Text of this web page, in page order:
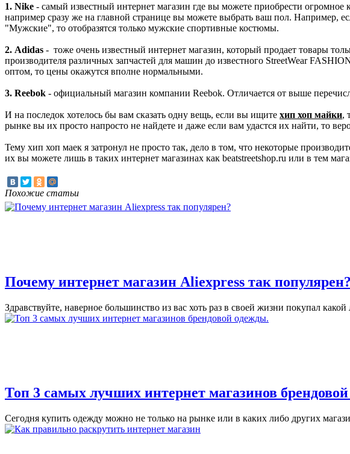
1. Nike - самый известный интернет магазин где вы можете приобрести
например сразу же на главной странице вы можете выбрать ваш пол. Например,
"Мужские", то отобразятся только мужские спортивные костюмы.
2. Adidas - тоже очень известный интернет магазин, который продает товары
производителя различных запчастей для машин до известного StreetWear
оптом, то цены окажутся вполне нормальными.
3. Reebok - официальный магазин компании Reebok. Отличается от выше
И на последок хотелось бы вам сказать одну вещь, если вы ищите хип хоп майки,
рынке вы их просто напросто не найдете и даже если вам удастся их найти, то
Тему хип хоп маек я затронул не просто так, дело в том, что некоторые
их вы можете лишь в таких интернет магазинах как beatstreetshop.ru или в тем
Похожие статьи
Почему интернет магазин Aliexpress так популярен?
Здравствуйте, наверное большинство из вас хоть раз в своей жизни покупал какой
Топ 3 самых лучших интернет магазинов
Сегодня купить одежду можно не только на рынке или в каких либо других